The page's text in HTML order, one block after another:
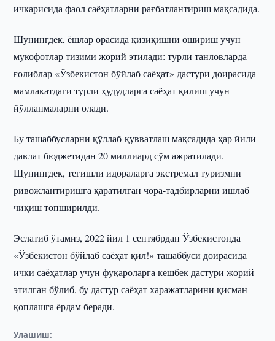
ичкарисида фаол саёҳатларни рағбатлантириш мақсадида.
Шунингдек, ёшлар орасида қизиқишни ошириш учун
мукофотлар тизими жорий этилади: турли танловларда
ғолиблар «Ўзбекистон бўйлаб саёҳат» дастури доирасида
мамлакатдаги турли ҳудудларга саёҳат қилиш учун
йўлланмаларни олади.
Бу ташаббусларни қўллаб-қувватлаш мақсадида ҳар йили
давлат бюджетидан 20 миллиард сўм ажратилади.
Шунингдек, тегишли идораларга экстремал туризмни
ривожлантиришга қаратилган чора-тадбирларни ишлаб
чиқиш топширилди.
Эслатиб ўтамиз, 2022 йил 1 сентябрдан Ўзбекистонда
«Ўзбекистон бўйлаб саёҳат қил!» ташаббуси доирасида
ички саёҳатлар учун фуқароларга кешбек дастури жорий
этилган бўлиб, бу дастур саёҳат харажатларини қисман
қоплашга ёрдам беради.
Улашиш: